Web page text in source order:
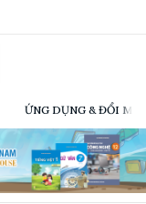
ỨNG DỤNG & ĐỔI